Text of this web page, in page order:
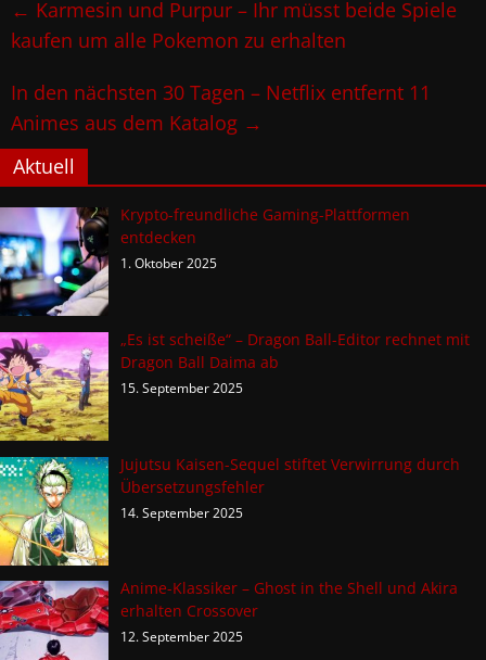
← Karmesin und Purpur – Ihr müsst beide Spiele
kaufen um alle Pokemon zu erhalten
In den nächsten 30 Tagen – Netflix entfernt 11
Animes aus dem Katalog →
Aktuell
Krypto-freundliche Gaming-Plattformen
entdecken
1. Oktober 2025
„Es ist scheiße“ – Dragon Ball-Editor rechnet mit
Dragon Ball Daima ab
15. September 2025
Jujutsu Kaisen-Sequel stiftet Verwirrung durch
Übersetzungsfehler
14. September 2025
Anime-Klassiker – Ghost in the Shell und Akira
erhalten Crossover
12. September 2025